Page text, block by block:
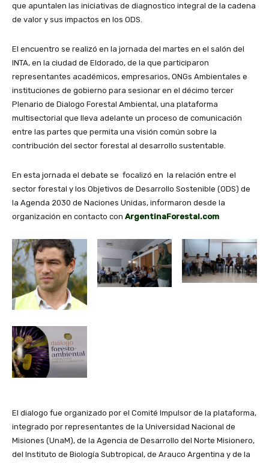
que apuntalen las iniciativas de diagnostico integral de la cadena
de valor y sus impactos en los ODS.
El encuentro se realizó en la jornada del martes en el salón del
INTA, en la ciudad de Eldorado, de la que participaron
representantes académicos, empresarios, ONGs Ambientales e
instituciones de gobierno para sesionar en el décimo tercer
Plenario de Dialogo Forestal Ambiental, una plataforma
multisectorial que lleva adelante un proceso de comunicación
entre las partes que permita una visión común sobre la
contribución del sector forestal al desarrollo sustentable.
En esta jornada el debate se focalizó en la relación entre el
sector forestal y los Objetivos de Desarrollo Sostenible (ODS) de
la Agenda 2030 de Naciones Unidas, informaron desde la
organización en contacto con ArgentinaForestal.com
El dialogo fue organizado por el Comité Impulsor de la plataforma,
integrado por representantes de la Universidad Nacional de
Misiones (UnaM), de la Agencia de Desarrollo del Norte Misionero,
del Instituto de Biología Subtropical, de Arauco Argentina y de la